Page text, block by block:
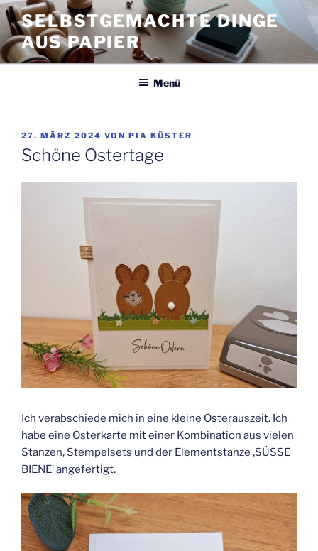
Zum
Inhalt
springen
SELBSTGEMACHTE DINGE
AUS PAPIER
Menü
VERÖFFENTLICHT
AM
27. MÄRZ 2024 VON PIA KÜSTER
Schöne Ostertage
Ich verabschiede mich in eine kleine Osterauszeit. Ich
habe eine Osterkarte mit einer Kombination aus vielen
Stanzen, Stempelsets und der Elementstanze ‚SÜSSE
BIENE‘ angefertigt.